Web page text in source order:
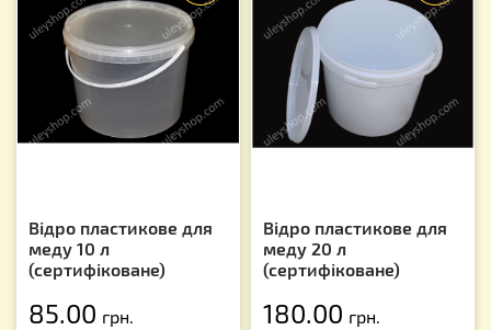
Відро пластикове для
меду 10 л
(сертифіковане)
85.00 грн.
Відро пластикове для
меду 20 л
(сертифіковане)
180.00 грн.